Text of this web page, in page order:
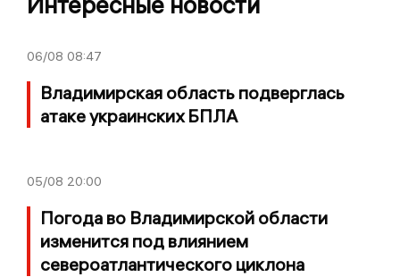
06/08 08:47
Владимирская область подверглась
атаке украинских БПЛА
05/08 20:00
Погода во Владимирской области
изменится под влиянием
североатлантического циклона